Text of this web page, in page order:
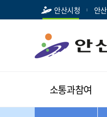
안산시청 안
소통과참여